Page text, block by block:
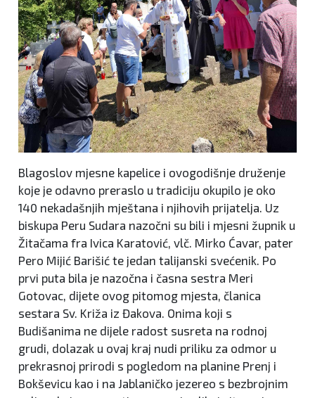
Blagoslov mjesne kapelice i ovogodišnje druženje
koje je odavno preraslo u tradiciju okupilo je oko
140 nekadašnjih mještana i njihovih prijatelja. Uz
biskupa Peru Sudara nazočni su bili i mjesni župnik u
Žitačama fra Ivica Karatović, vlč. Mirko Ćavar, pater
Pero Mijić Barišić te jedan talijanski svećenik. Po
prvi puta bila je nazočna i časna sestra Meri
Gotovac, dijete ovog pitomog mjesta, članica
sestara Sv. Križa iz Đakova. Onima koji s
Budišanima ne dijele radost susreta na rodnoj
grudi, dolazak u ovaj kraj nudi priliku za odmor u
prekrasnoj prirodi s pogledom na planine Prenj i
Bokševicu kao i na Jablaničko jezereo s bezbrojnim